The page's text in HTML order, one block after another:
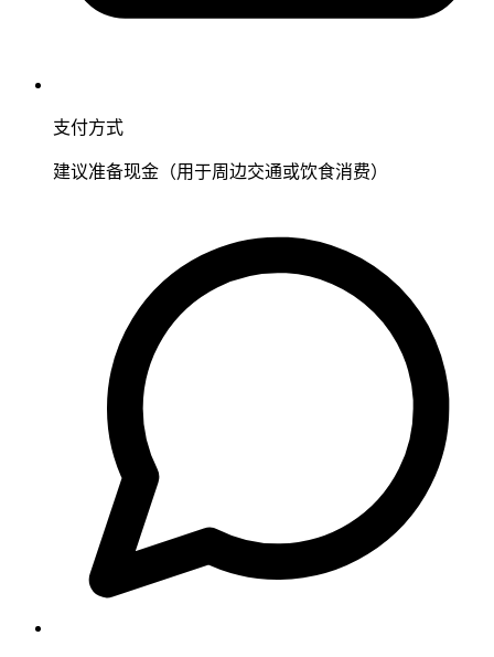
支付方式
建议准备现金（用于周边交通或饮食消费）